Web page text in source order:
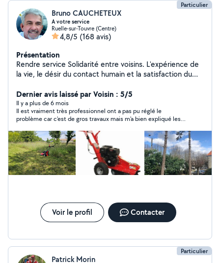
Particulier
Bruno CAUCHETEUX
A votre service
Ruelle-sur-Touvre (Centre)
4,8/5 (168 avis)
Présentation
Rendre service Solidarité entre voisins. L'expérience de
la vie, le désir du contact humain et la satisfaction du
dire gratuité.....
Dernier avis laissé par Voisin : 5/5
Il y a plus de 6 mois
Il est vraiment très professionnel ont a pas pu réglé le
problème car c'est de gros travaux mais m'a bien expliqué les
utiles pour les prochains problème. Je vous ke recommande
Voir le profil Contacter
Particulier
Patrick Morin